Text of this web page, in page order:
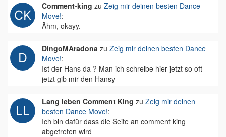
Comment-king zu Zeig mir deinen besten Dance
Move!:
Ähm, okayy.
DingoMAradona zu Zeig mir deinen besten Dance
Move!:
Ist der Hans da ? Man ich schreibe hier jetzt so oft
jetzt gib mir den Hansy
Lang leben Comment King zu Zeig mir deinen
besten Dance Move!:
Ich bin dafür dass die Seite an comment king
abgetreten wird